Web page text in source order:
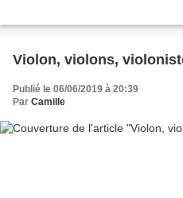
Violon, violons,
Publié le 06/06/2019 à 20:39
Par Camille